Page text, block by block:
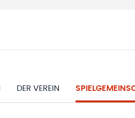
DER VEREIN